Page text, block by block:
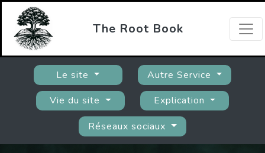
The Root Book
Le site
Autre Service
Vie du site
Explication
Réseaux sociaux